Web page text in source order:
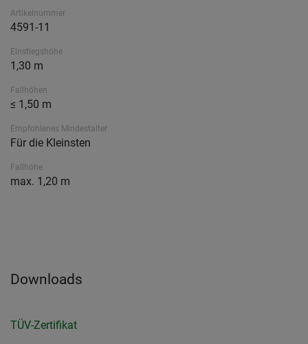
Artikelnummer
4591-11
Einstiegshöhe
1,30 m
Fallhöhen
≤ 1,50 m
Empfohlenes Mindestalter
Für die Kleinsten
Fallhöhe
max. 1,20 m
Downloads
TÜV-Zertifikat